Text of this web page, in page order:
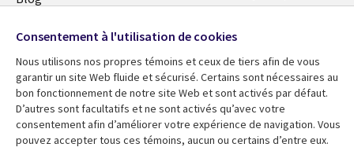
SECTIONS
FR
Points de vue
Événements
En voir plus
FR
Accessibilité
Données personnelles
Centre de gestion des
témoins
Consentement à l'utilisation de cookies
Nous utilisons nos propres témoins et ceux de tiers afin de vous
garantir un site Web fluide et sécurisé. Certains sont nécessaires au
bon fonctionnement de notre site Web et sont activés par défaut.
D’autres sont facultatifs et ne sont activés qu’avec votre
consentement afin d’améliorer votre expérience de navigation. Vous
pouvez accepter tous ces témoins, aucun ou certains d’entre eux.